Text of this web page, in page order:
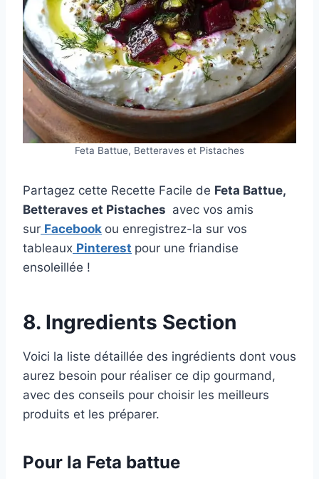
Feta Battue, Betteraves et Pistaches
Partagez cette Recette Facile de Feta Battue,
Betteraves et Pistaches avec vos amis
sur Facebook ou enregistrez-la sur vos
tableaux Pinterest pour une friandise
ensoleillée !
8. Ingredients Section
Voici la liste détaillée des ingrédients dont vous
aurez besoin pour réaliser ce dip gourmand,
avec des conseils pour choisir les meilleurs
produits et les préparer.
Pour la Feta battue